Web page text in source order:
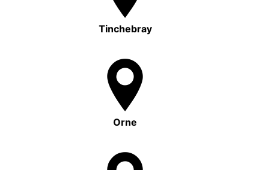
Tinchebray
Orne